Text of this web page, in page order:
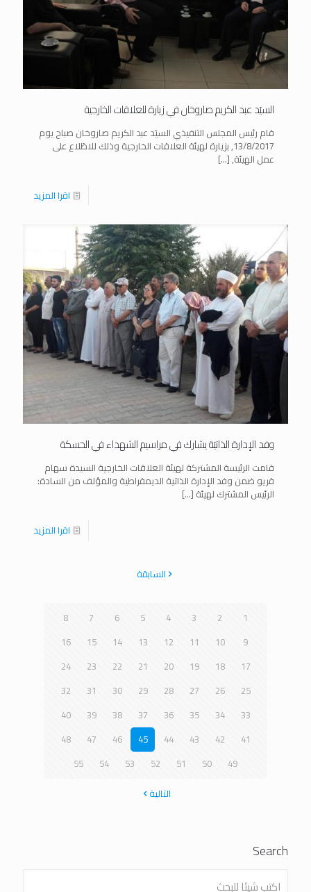
السيَد عبد الكريم صاروخان في زيارة للعلاقات الخارجية
قام رئيس المجلس التنفيذي السيَد عبد الكريم صاروخان صباح يوم
13/8/2017, بزيارة لهيئة العلاقات الخارجية وذلك للاطَلاع على
عمل الهيئة,[…]
اقرا المزيد
وفد الإدارة الذاتيَة يشارك في مراسيم الشهداء في الحسكة
قامت الرئيسة المشتركة لهيئة العلاقات الخارجية السيدة سهام
قريو ضمن وفد الإدارة الذاتية الديمقراطية والمؤلف من السادة:
الرئيس المشترك لهيئة […]
اقرا المزيد
السابقة
1
2
3
4
5
6
7
8
9
10
11
12
13
14
15
16
17
18
19
20
21
22
23
24
25
26
27
28
29
30
31
32
33
34
35
36
37
38
39
40
41
42
43
44
45
46
47
48
49
50
51
52
53
54
55
التالية
Search